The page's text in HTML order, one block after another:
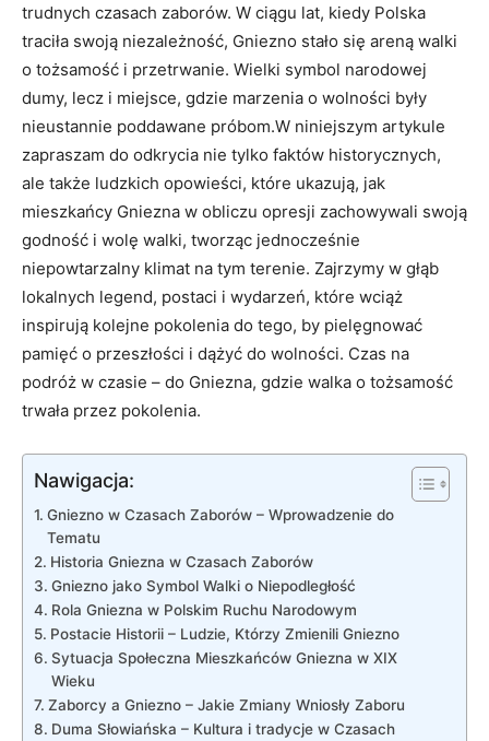
trudnych czasach zaborów. W ciągu lat, kiedy Polska
traciła swoją niezależność, Gniezno stało się areną walki
o tożsamość i przetrwanie. Wielki symbol narodowej
dumy, lecz i miejsce, gdzie marzenia o wolności były
nieustannie poddawane próbom.W niniejszym artykule
zapraszam do odkrycia nie tylko faktów historycznych,
ale także ludzkich opowieści, które ukazują, jak
mieszkańcy Gniezna w obliczu opresji zachowywali swoją
godność i wolę walki, tworząc jednocześnie
niepowtarzalny klimat na tym terenie. Zajrzymy w głąb
lokalnych legend, postaci i wydarzeń, które wciąż
inspirują kolejne pokolenia do tego, by pielęgnować
pamięć o przeszłości i dążyć do wolności. Czas na
podróż w czasie – do Gniezna, gdzie walka o tożsamość
trwała przez pokolenia.
Nawigacja:
Gniezno w Czasach Zaborów – Wprowadzenie do
Tematu
Historia Gniezna w Czasach Zaborów
Gniezno jako Symbol Walki o Niepodległość
Rola Gniezna w Polskim Ruchu Narodowym
Postacie Historii – Ludzie, Którzy Zmienili Gniezno
Sytuacja Społeczna Mieszkańców Gniezna w XIX
Wieku
Zaborcy a Gniezno – Jakie Zmiany Wniosły Zaboru
Duma Słowiańska – Kultura i tradycje w Czasach